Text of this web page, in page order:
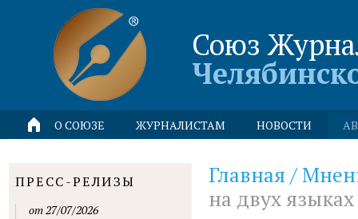
Союз
О СОЮЗЕ ЖУРНАЛИСТАМ НОВОСТИ
Главная /
на двух языках
ПРЕСС-РЕЛИЗЫ
от 27/07/2026